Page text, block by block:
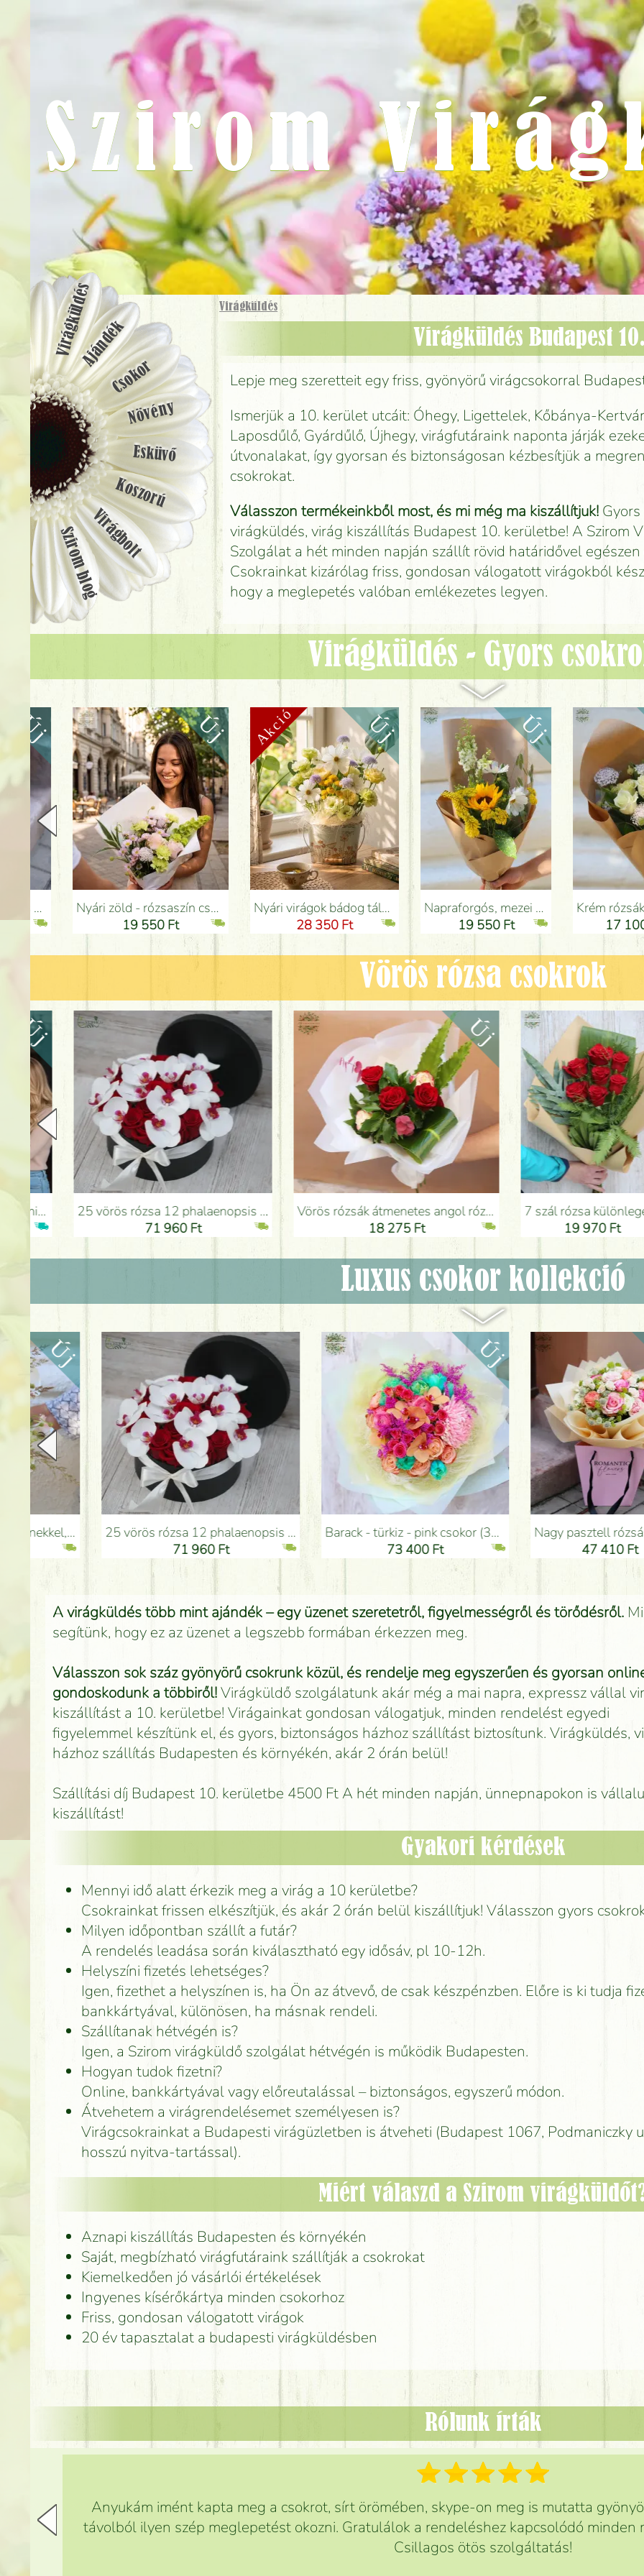
Virágküldés
Virágküldés Budapest
Lepje meg szeretteit egy friss, gyönyörű virágcsokorral
Ismerjük a 10. kerület utcáit: Óhegy, Ligettelek, Kőbánya-
Laposdűlő, Gyárdűlő, Újhegy, virágfutáraink naponta járják
útvonalakat, így gyorsan és biztonságosan kézbesítjük a
csokrokat.
Válasszon termékeinkből most, és mi még ma kiszállítjuk! Gyors
virágküldés, virág kiszállítás Budapest 10. kerületbe! A Szirom
Szolgálat a hét minden napján szállít rövid határidővel
Csokrainkat kizárólag friss, gondosan válogatott virágokból
hogy a meglepetés valóban emlékezetes legyen.
Virágküldés - Gyors
Nyári zöld - rózsaszín csokor szegfűvel, santinivel, rózsával, apró virágokkal (12 szál) - Virágküldés Budapesten
19 550 Ft
Nyári virágok bádog tálban liziantusszal - Virágküldés Budapesten
28 350 Ft
Napraforgós, mezei virágos nyári csokor - Virágküldés Budapesten
19 550 Ft
Krém rózsák csipkevirággal (10 szál) - Virágküldés Budapesten
17 100 Ft
Vörös rózsa csokrok
25 vörös rózsa 12 phalaenopsis orchideával dobozban - Virágküldés Budapesten
71 960 Ft
Vörös rózsák átmenetes angol rózsákkal (5 szál) - Virágküldés Budapesten
18 275 Ft
7 szál rózsa különleges zöldekkel kraft papírral - Virágküldés Budapesten
19 970 Ft
Luxus csokor kollekció
25 vörös rózsa 12 phalaenopsis orchideával dobozban - Virágküldés Budapesten
Barack - türkiz - pink csokor (35 szál) - Virágküldés Budapesten
Nagy pasztell rózsás apró virágos csokor papírtáskával (20 szál) - Virágküldés Budapesten
A virágküldés több mint ajándék – egy üzenet szeretetről, figyelmességről és törődésről. Mi
segítünk, hogy ez az üzenet a legszebb formában érkezzen meg.
Válasszon sok száz gyönyörű csokrunk közül, és rendelje meg egyszerűen és gyorsan
gondoskodunk a többiről!Virágküldő szolgálatunk akár még a mai napra, expressz vállal
kiszállítást a 10. kerületbe! Virágainkat gondosan válogatjuk, minden rendelést egyedi
figyelemmel készítünk el, és gyors, biztonságos házhoz szállítást biztosítunk. Virágküldés,
házhoz szállítás Budapesten és környékén, akár 2 órán belül!
Szállítási díj Budapest 10. kerületbe 4500 Ft A hét minden napján, ünnepnapokon is
kiszállítást!
Gyakori kérdések
Mennyi idő alatt érkezik meg a virág a 10 kerületbe?
Csokrainkat frissen elkészítjük, és akár 2 órán belül kiszállítjuk! Válasszon gyors
Milyen időpontban szállít a futár?
A rendelés leadása során kiválasztható egy idősáv, pl 10-12h.
Helyszíni fizetés lehetséges?
Igen, fizethet a helyszínen is, ha Ön az átvevő, de csak készpénzben. Előre is ki tudja
bankkártyával, különösen, ha másnak rendeli.
Szállítanak hétvégén is?
Igen, a Szirom virágküldő szolgálat hétvégén is működik Budapesten.
Hogyan tudok fizetni?
Online, bankkártyával vagy előreutalással – biztonságos, egyszerű módon.
Átvehetem a virágrendelésemet személyesen is?
Virágcsokrainkat a Budapesti virágüzletben is átveheti (Budapest 1067, Podmaniczky
hosszú nyitva-tartással).
Miért válaszd a Szirom
Aznapi kiszállítás Budapesten és környékén
Saját, megbízható virágfutáraink szállítják a csokrokat
Kiemelkedően jó vásárlói értékelések
Ingyenes kísérőkártya minden csokorhoz
Friss, gondosan válogatott virágok
20 év tapasztalat a budapesti virágküldésben
Szirom
VirágküldésAjándék
Csokor
Növény
Esküvő
Koszorú
Virágbolt
Szirom blog
Rólunk írták
Anyukám imént kapta meg a csokrot, sírt örömében, skype-on meg is mutatta
távolból ilyen szép meglepetést okozni. Gratulálok a rendeléshez kapcsolódó minden
Csillagos ötös szolgáltatás!